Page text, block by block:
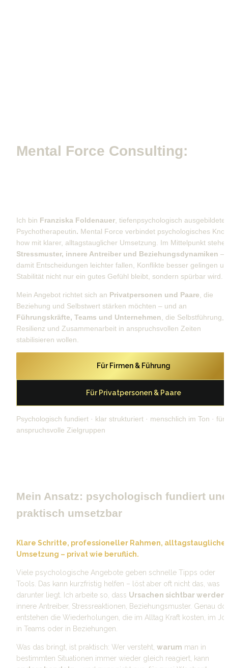
Mental Force Consulting:
Ich bin Franziska Foldenauer , tiefenpsychologisch ausgebildete
Psychotherapeutin. Mental Force verbindet psychologisches
Stressmuster, innere Antreiber und Beziehungsdynamiken –
damit Entscheidungen leichter fallen, Konflikte besser gelingen
Stabilität nicht nur ein gutes Gefühl bleibt, sondern spürbar wird.
Mein Angebot richtet sich an Privatpersonen und Paare , die
Führungskräfte, Teams und Unternehmen , die Selbstführung,
Resilienz und Zusammenarbeit in anspruchsvollen Zeiten
stabilisieren wollen.
Für Firmen & Führung
Für Privatpersonen & Paare
Psychologisch fundiert · klar strukturiert · menschlich im Ton · für
anspruchsvolle Zielgruppen
Mein Ansatz: psychologisch fundiert und
praktisch umsetzbar
Klare Schritte, professioneller Rahmen, alltagstaugliche
Umsetzung – privat wie beruflich.
Viele psychologische Angebote geben schnelle Tipps oder
Tools. Das kann kurzfristig helfen – löst aber oft nicht das, was
darunter liegt. Ich arbeite so, dass Ursachen sichtbar werden
innere Antreiber, Stressreaktionen, Beziehungsmuster. Genau
entstehen die Wiederholungen, die im Alltag Kraft kosten, im
in Teams oder in Beziehungen.
Was das bringt, ist praktisch: Wer versteht, warum man in